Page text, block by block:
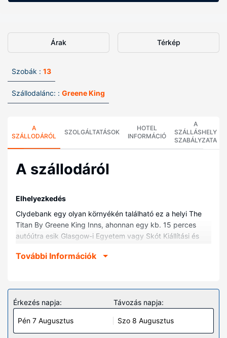
Árak Térkép
Szobák : 13
Szállodalánc: : Greene King
A
SZÁLLODÁRÓL
SZOLGÁLTATÁSOK
HOTEL
INFORMÁCIÓ
A
SZÁLLÁSHELY
SZABÁLYZATA
A szállodáról
Elhelyezkedés
Clydebank egy olyan környékén található ez a helyi The
Titan By Greene King Inns, ahonnan egy kb. 15 perces
autóútra esik Glasgow-i Egyetem vagy Skót Kiállítási és
található OVO Hydro, ill. 18,7 km-re Loch Lomond and The
Helyezze magát kényelembe a(z) 13 szoba egyikében,
melyekben síkképernyős televízió is található. Ingyenes
vezeték nélküli internet-hozzáférés és a televíziókon
nézhető kábelcsatornák kínálata mind a vendégek
További Információk
Érkezés napja:
Pén 7 Augusztus
Távozás napja:
Szo 8 Augusztus